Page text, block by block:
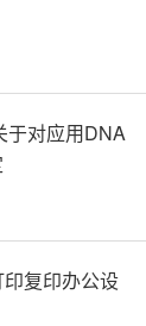
于对应用DNA
复印办公设